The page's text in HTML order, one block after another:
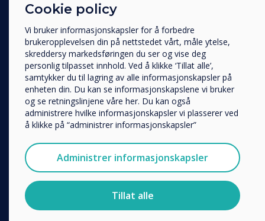
Digital Ecosystem
Interactive Displays
Commercial Displays
Digital Signage
Room Booking
Software
Unified Comms
Accessories
Collaboration
SOLUTIONS
Enterprise
Cookie policy
Vi bruker informasjonskapsler for å forbedre
brukeropplevelsen din på nettstedet vårt, måle ytelse,
skreddersy markedsføringen du ser og vise deg
personlig tilpasset innhold. Ved å klikke ‘Tillat alle’,
samtykker du til lagring av alle informasjonskapsler på
enheten din. Du kan se informasjonskapslene vi bruker
og se retningslinjene våre her. Du kan også
administrere hvilke informasjonskapsler vi plasserer ved
å klikke på “administrer informasjonskapsler”
Administrer informasjonskapsler
Tillat alle
Hvilken bransje jobber du i?
Företag
Övriga
Selskapets navn
Vi vil gjerne kontakte deg angående våre produkter og
tjenester via e-post, telefon eller post.
Jeg godtar å motta kommunikasjon fra
Clevertouch.
For informasjon om hvordan vi samler inn og bruker
personopplysningene dine, se vår
personvernerklæring.
Ved å klikke på send gir du samtykke til Clevertouch til å